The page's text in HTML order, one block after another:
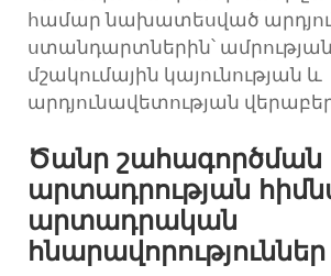
համար նախատեսված
ստանդարտներին՝
մշակումային կայունության և
արդյունավետության
Ծանր շահագործման
արտադրության
արտադրական
հնարավորություններ